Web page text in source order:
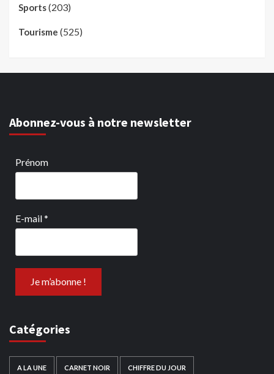
Sports(203)
Tourisme (525)
Abonnez-vous à notre newsletter
Prénom
E-mail*
Catégories
A LA UNE CARNET NOIR CHIFFRE DU JOUR